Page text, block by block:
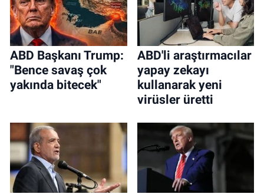
ABD Başkanı Trump:
"Bence savaş çok
yakında bitecek"
ABD'li araştırmacılar
yapay zekayı
kullanarak yeni
virüsler üretti